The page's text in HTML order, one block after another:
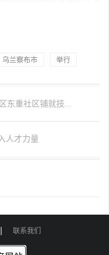
乌兰察布市 举行
东重社区铺就技...
人才力量
联系我们